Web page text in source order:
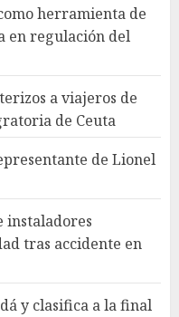
herramienta de
en regulación del
a viajeros de
de Ceuta
de Lionel
instaladores
tras accidente en
y clasifica a la final
primer padrón de
Cuernavaca
2026
clasifica a la final del
Concacaf
2026